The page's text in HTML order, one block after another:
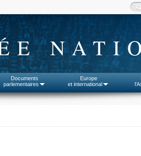
Documents
parlementaires
Europe
et international